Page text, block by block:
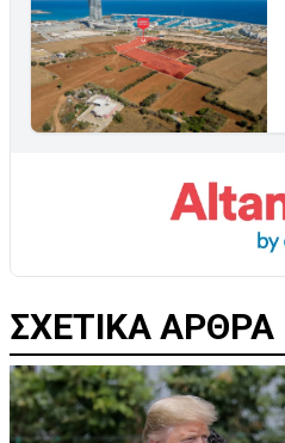
ΣΧΕΤΙΚΑ ΑΡΘΡΑ